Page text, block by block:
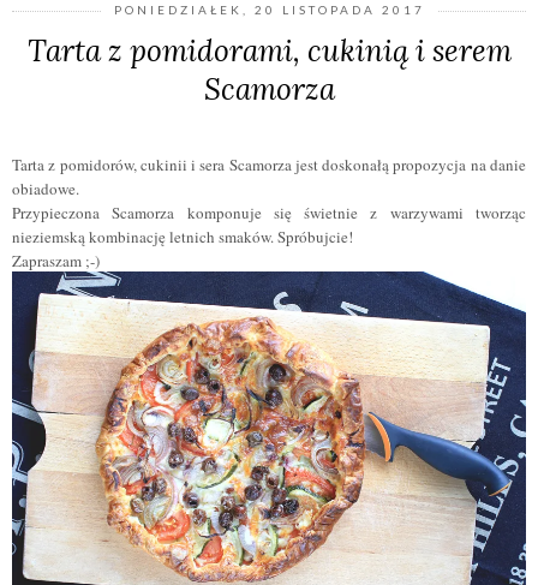
PONIEDZIAŁEK, 20 LISTOPADA 2017
Tarta z pomidorami, cukinią i serem
Scamorza
Tarta z pomidorów, cukinii i sera Scamorza jest doskonałą propozycja na danie
obiadowe.
Przypieczona Scamorza komponuje się świetnie z warzywami tworząc
nieziemską kombinację letnich smaków. Spróbujcie!
Zapraszam ;-)